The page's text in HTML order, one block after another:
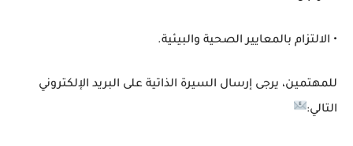
• الالتزام بالمعايير الصحية والبيئية.
للمهتمين، يرجى إرسال السيرة الذاتية على البريد الإلكتروني
التالي: